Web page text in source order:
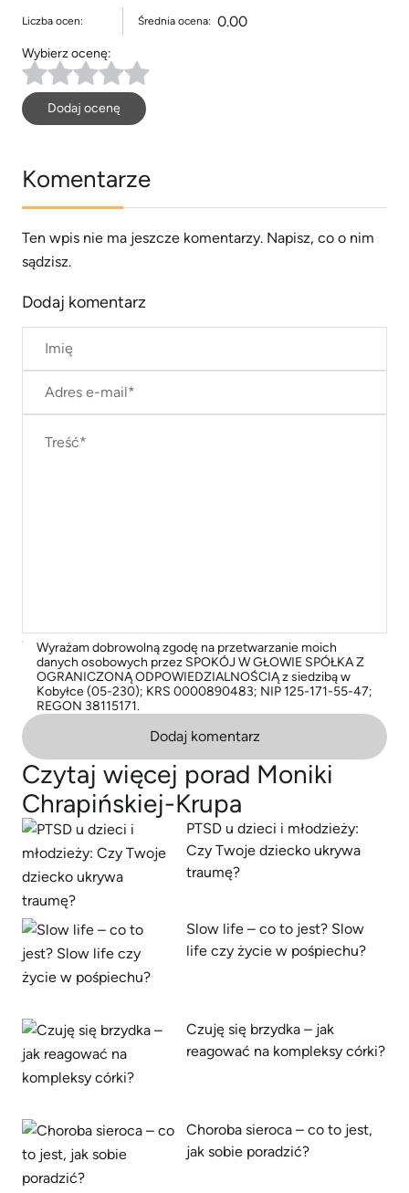
Liczba ocen: Średnia ocena: 0.00
Wybierz ocenę:
Dodaj ocenę
Komentarze
Ten wpis nie ma jeszcze komentarzy. Napisz, co o nim
sądzisz.
Dodaj komentarz
Wyrażam dobrowolną zgodę na przetwarzanie moich
danych osobowych przez SPOKÓJ W GŁOWIE SPÓŁKA Z
OGRANICZONĄ ODPOWIEDZIALNOŚCIĄ z siedzibą w
Kobyłce (05-230); KRS 0000890483; NIP 125-171-55-47;
REGON 38115171.
Dodaj komentarz
Czytaj więcej porad Moniki
Chrapińskiej-Krupa
PTSD u dzieci i młodzieży:
Czy Twoje dziecko ukrywa
traumę?
Slow life – co to jest? Slow
life czy życie w pośpiechu?
Czuję się brzydka – jak
reagować na kompleksy córki?
Choroba sieroca – co to jest,
jak sobie poradzić?